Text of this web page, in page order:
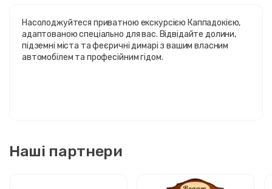
Насолоджуйтеся приватною екскурсією Каппадокією,
адаптованою спеціально для вас. Відвідайте долини,
підземні міста та феєричні димарі з вашим власним
автомобілем та професійним гідом.
Наші партнери